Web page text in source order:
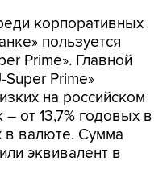
корпоративных
пользуется
Prime». Главной
Prime»
на российском
от 13,7% годовых в
в валюте. Сумма
эквивалент в